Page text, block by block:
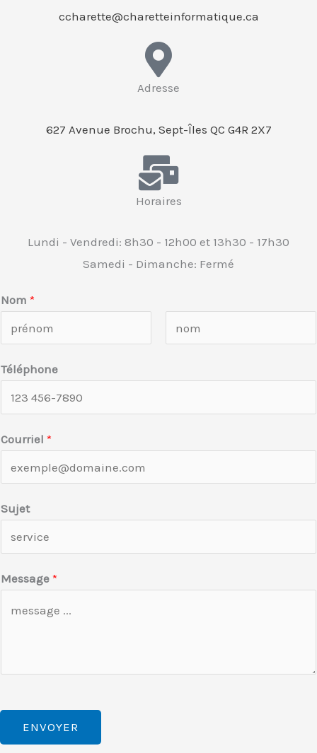
ccharette@charetteinformatique.ca
Adresse
627 Avenue Brochu, Sept-Îles QC G4R 2X7
Horaires
Lundi - Vendredi: 8h30 - 12h00 et 13h30 - 17h30
Samedi - Dimanche: Fermé
Nom *
iTéléphone
Courriel *
Sujet
Message *
ENVOYER